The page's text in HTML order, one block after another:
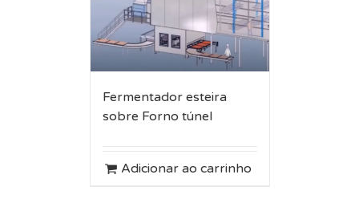
Fermentador esteira
sobre Forno túnel
Adicionar ao carrinho